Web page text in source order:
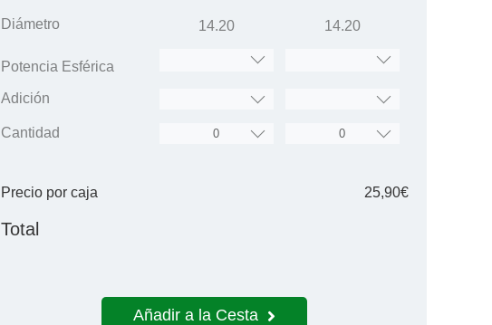
Diámetro 14.20 14.20
Potencia Esférica
Adición
Cantidad
Precio por caja 25,90€
Total
Añadir a la Cesta